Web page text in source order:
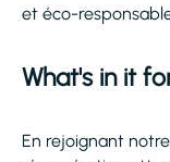
et éco-
What's in it
En rejoignant